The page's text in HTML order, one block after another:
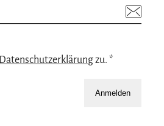
Datenschutzerklärungzu. *
Anmelden